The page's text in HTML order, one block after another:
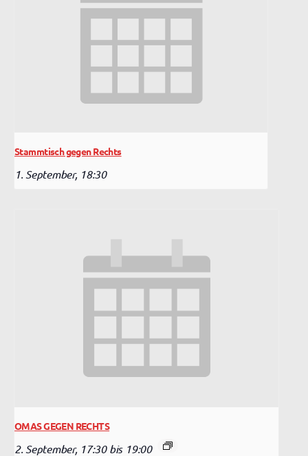
Stammtisch gegen Rechts
1. September, 18:30
OMAS GEGEN RECHTS
2. September, 17:30 bis 19:00